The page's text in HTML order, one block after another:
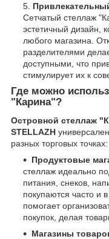
Сетчатый стеллаж
эстетичный дизайн,
любого магазина.
разделителями
доступными, что
стимулирует их к
Где можно
"Карина"?
Островной стеллаж
STELLAZH
разных торговых точках:
Продуктовые
стеллаж идеально
питания, снеков,
покупаются часто и
помогает
покупок, делая
Магазины